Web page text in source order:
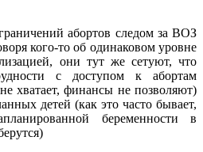
абортов следом за ВОЗ
кого-то об одинаковом уровне
они тут же сетуют, что
с доступом к абортам
хватает, финансы не позволяют)
детей (как это часто бывает,
беременности в